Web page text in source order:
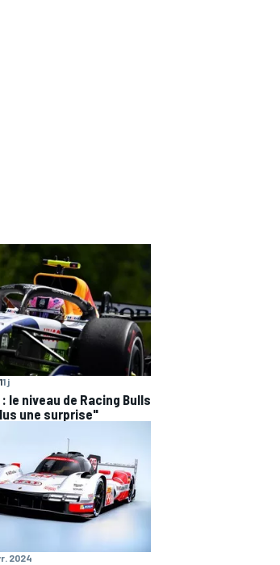
1 j
le niveau de Racing Bulls
une surprise"
2024